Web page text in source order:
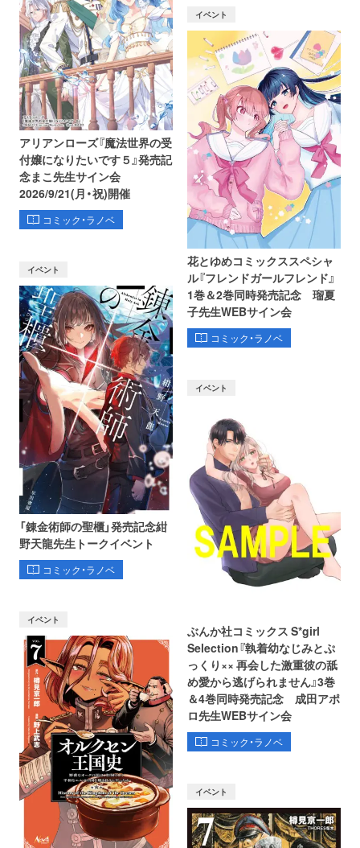
アリアンローズ『魔法世界の受
付嬢になりたいです５』発売記
念まこ先生サイン会
2026/9/21(月・祝)開催
コミック・ラノベ
イベント
花とゆめコミックススペシャ
ル『フレンドガールフレンド』
1巻＆2巻同時発売記念 瑠夏
子先生WEBサイン会
コミック・ラノベ
イベント
「錬金術師の聖櫃」発売記念紺
野天龍先生トークイベント
コミック・ラノベ
イベント
ぶんか社コミックス S*girl
Selection『執着幼なじみとぷ
っくり×× 再会した激重彼の舐
め愛から逃げられません』3巻
＆4巻同時発売記念 成田アポ
ロ先生WEBサイン会
コミック・ラノベ
イベント
イベント